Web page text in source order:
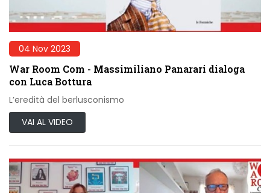
04 Nov 2023
War Room Com - Massimiliano Panarari dialoga
con Luca Bottura
L’eredità del berlusconismo
VAI AL VIDEO